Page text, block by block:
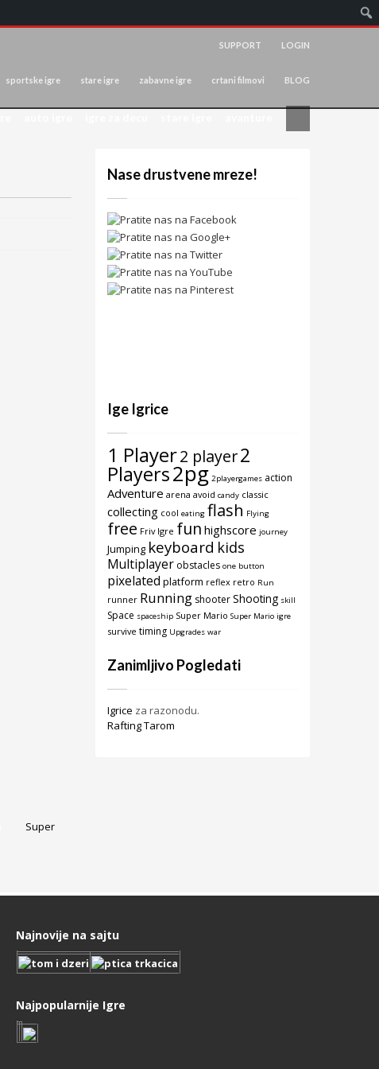
LOGIN
SUPPORT
sportske igre stare igre zabavne igre crtani filmovi BLOG
Super
Nase drustvene mreze!
Ige Igrice
1 Player2 player2
Players2pg 2playergames action
Adventure arena avoid candy classic
collecting cool eating flash Flying
free Friv Igre fun highscore journey
Jumping keyboard kids
Multiplayer obstacles one button
pixelated platform reflex retro Run
runner Running shooterShooting skill
Space spaceship Super Mario Super Mario igre
survive timing Upgrades war
Zanimljivo Pogledati
Igrice za razonodu.
Rafting Tarom
Najnovije na sajtu
Najpopularnije Igre